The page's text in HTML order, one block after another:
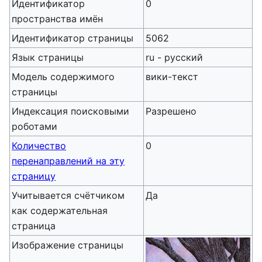
Идентификатор
пространства имён
0
Идентификатор страницы
5062
Язык страницы
ru - русский
Модель содержимого
страницы
вики-текст
Индексация поисковыми
роботами
Разрешено
Количество
перенаправлений на эту
страницу
0
Учитывается счётчиком
как содержательная
страница
Да
Изображение страницы